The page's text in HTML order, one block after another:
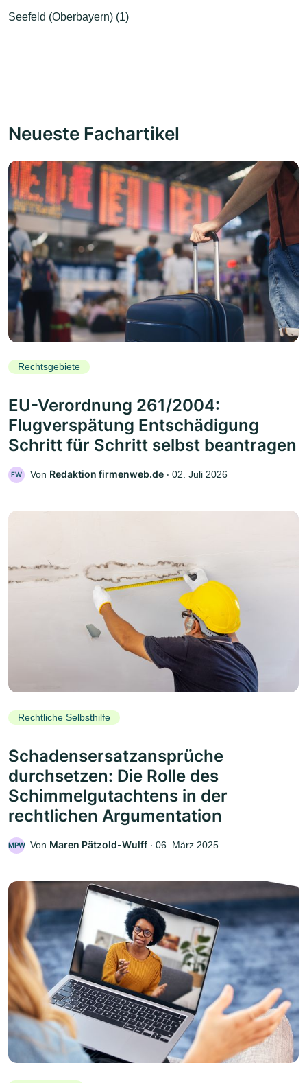
Seefeld (Oberbayern) (1)
Neueste Fachartikel
Rechtsgebiete
EU-Verordnung 261/2004:
Flugverspätung Entschädigung
Schritt für Schritt selbst beantragen
FW Von Redaktion firmenweb.de ‧ 02. Juli 2026
Rechtliche Selbsthilfe
Schadensersatzansprüche
durchsetzen: Die Rolle des
Schimmelgutachtens in der
rechtlichen Argumentation
MPW Von Maren Pätzold-Wulff ‧ 06. März 2025